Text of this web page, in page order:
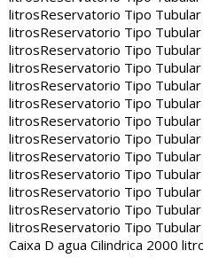
litrosReservatorio Tipo
litrosReservatorio Tipo
litrosReservatorio Tipo
litrosReservatorio Tipo
litrosReservatorio Tipo
litrosReservatorio Tipo
litrosReservatorio Tipo
litrosReservatorio Tipo
litrosReservatorio Tipo
litrosReservatorio Tipo
litrosReservatorio Tipo
litrosReservatorio Tipo
litrosReservatorio Tipo
Caixa D agua Cilindrica 2000